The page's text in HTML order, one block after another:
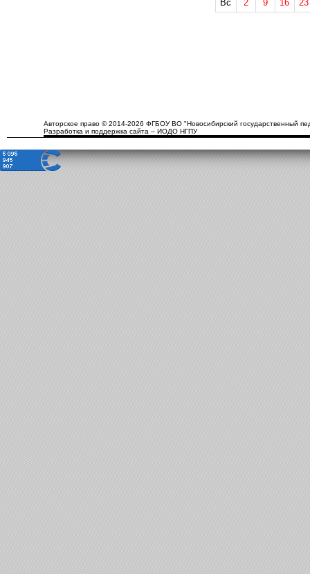
Вс
2 9 16 23
Авторское право © 2014-2026 ФГБОУ ВО "Новосибирский государственный
Разработка и поддержка сайта – ИОДО НГПУ